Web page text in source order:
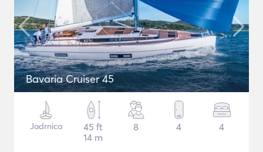
Bavaria Cruiser 45
Jadrnica
45 ft
14 m
8 4 4